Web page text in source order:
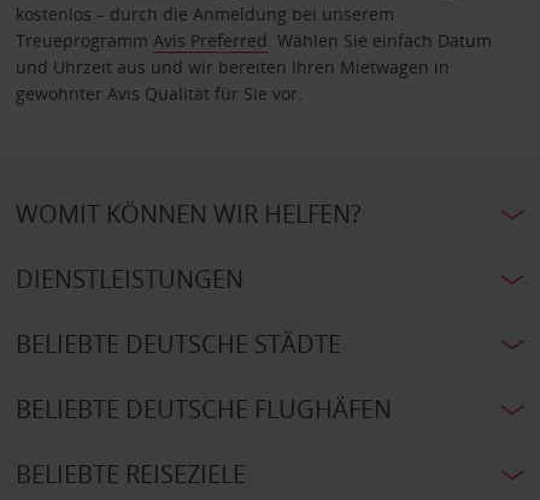
kostenlos – durch die Anmeldung bei unserem
Treueprogramm Avis Preferred . Wählen Sie einfach Datum
und Uhrzeit aus und wir bereiten Ihren Mietwagen in
gewohnter Avis Qualität für Sie vor.
WOMIT KÖNNEN WIR HELFEN?
DIENSTLEISTUNGEN
BELIEBTE DEUTSCHE STÄDTE
BELIEBTE DEUTSCHE FLUGHÄFEN
BELIEBTE REISEZIELE